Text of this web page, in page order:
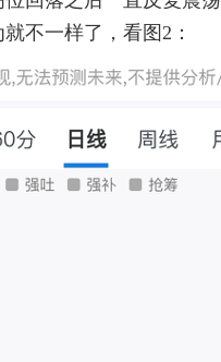
不一样了，看图2：